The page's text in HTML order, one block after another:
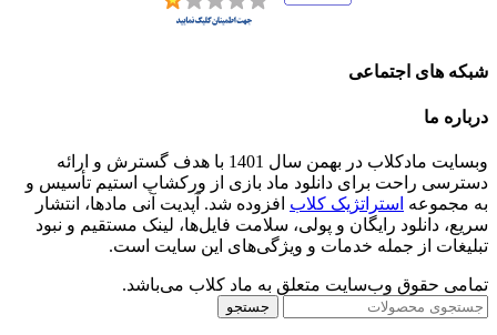
شبکه های اجتماعی
درباره ما
وبسایت مادکلاب در بهمن سال 1401 با هدف گسترش و ارائه
دسترسی راحت برای دانلود ماد بازی از ورکشاپ استیم تأسیس و
به مجموعه استراتژیک کلاب افزوده شد. آپدیت آنی مادها، انتشار
سریع، دانلود رایگان و پولی، سلامت فایل‌ها، لینک مستقیم و نبود
تبلیغات از جمله خدمات و ویژگی‌های این سایت است.
تمامی حقوق وب‌سایت متعلق به ماد کلاب می‌باشد.
جستجو